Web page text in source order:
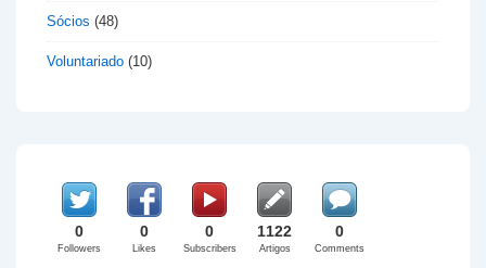
Sócios (48)
Voluntariado (10)
0
Followers
0
Likes
0
Subscribers
1122
Artigos
0
Comments